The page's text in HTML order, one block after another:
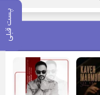
پست قبلی